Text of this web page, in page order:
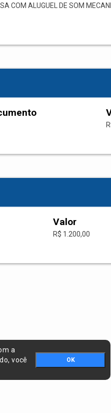
COM ALUGUEL DE SOM
Valor
R$ 1.200,00
a
você
OK